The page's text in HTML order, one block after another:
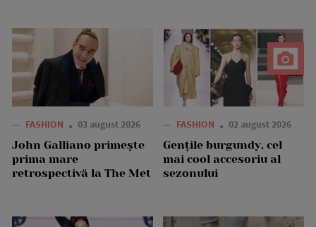
— FASHION 03 august 2026
John Galliano primește
prima mare
retrospectivă la The Met
— FASHION 02 august 2026
Gențile burgundy, cel
mai cool accesoriu al
sezonului